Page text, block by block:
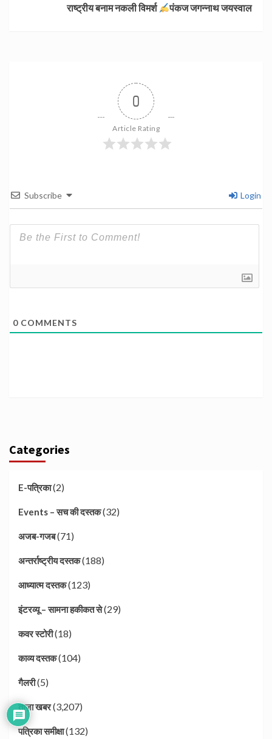
राष्ट्रीय बनाम नकली विमर्श
पंकज जगन्नाथ जयस्वाल
0
Article Rating
Subscribe Login
0 COMMENTS
Categories
E-पत्रिका(2)
Events – सच की दस्तक(32)
अजब-गजब(71)
अन्तर्राष्ट्रीय दस्तक(188)
आध्यात्म दस्तक(123)
इंटरव्यू – सामना हकीकत से(29)
कवर स्टोरी(18)
काव्य दस्तक(104)
गैलरी(5)
ताज़ा खबर(3,207)
पत्रिका समीक्षा(132)